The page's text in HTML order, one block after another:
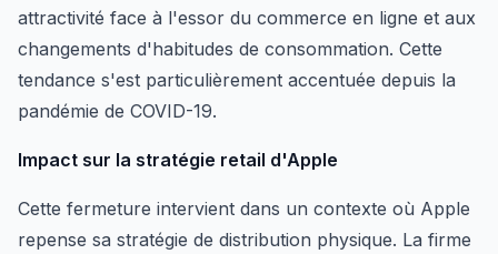
attractivité face à l'essor du commerce en ligne et aux
changements d'habitudes de consommation. Cette
tendance s'est particulièrement accentuée depuis la
pandémie de COVID-19.
Impact sur la stratégie retail d'Apple
Cette fermeture intervient dans un contexte où Apple
repense sa stratégie de distribution physique. La firme